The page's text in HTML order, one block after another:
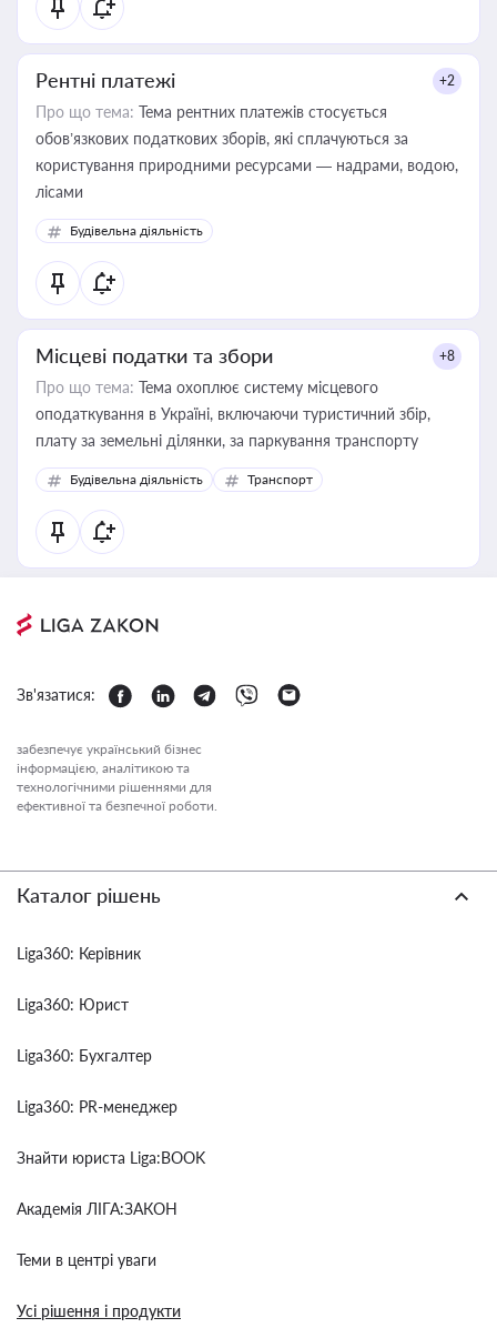
Рентні платежі +2
Про що тема: Тема рентних платежів стосується
обов’язкових податкових зборів, які сплачуються за
користування природними ресурсами — надрами, водою,
лісами
Будівельна діяльність
Місцеві податки та збори +8
Про що тема: Тема охоплює систему місцевого
оподаткування в Україні, включаючи туристичний збір,
плату за земельні ділянки, за паркування транспорту
Будівельна діяльність Транспорт
Зв'язатися:
забезпечує український бізнес
інформацією, аналітикою та
технологічними рішеннями для
ефективної та безпечної роботи.
Каталог рішень
Liga360: Керівник
Liga360: Юрист
Liga360: Бухгалтер
Liga360: PR-менеджер
Знайти юриста Liga:BOOK
Академія ЛІГА:ЗАКОН
Теми в центрі уваги
Усі рішення і продукти